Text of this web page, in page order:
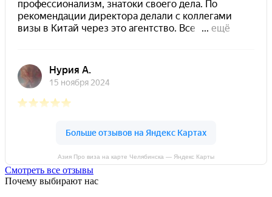
Азия Про виза на карте Челябинска — Яндекс Карты
Смотреть все отзывы
Почему выбирают нас